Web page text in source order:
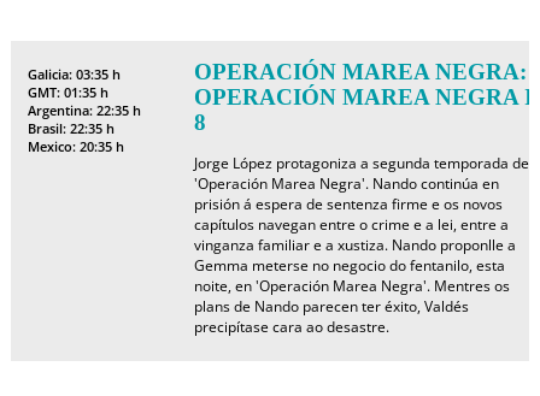
Galicia: 03:35 h
GMT: 01:35 h
Argentina: 22:35 h
Brasil: 22:35 h
Mexico: 20:35 h
OPERACIÓN MAREA NEGRA:
OPERACIÓN MAREA NEGRA II
8
Jorge López protagoniza a segunda temporada de
'Operación Marea Negra'. Nando continúa en
prisión á espera de sentenza firme e os novos
capítulos navegan entre o crime e a lei, entre a
vinganza familiar e a xustiza. Nando proponlle a
Gemma meterse no negocio do fentanilo, esta
noite, en 'Operación Marea Negra'. Mentres os
plans de Nando parecen ter éxito, Valdés
precipítase cara ao desastre.